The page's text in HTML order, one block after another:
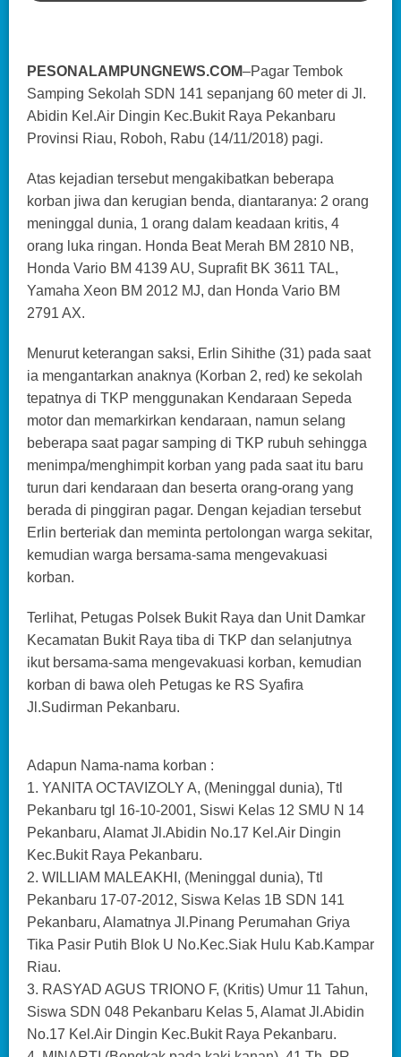
PESONALAMPUNGNEWS.COM–Pagar Tembok
Samping Sekolah SDN 141 sepanjang 60 meter di Jl.
Abidin Kel.Air Dingin Kec.Bukit Raya Pekanbaru
Provinsi Riau, Roboh, Rabu (14/11/2018) pagi.
Atas kejadian tersebut mengakibatkan beberapa
korban jiwa dan kerugian benda, diantaranya: 2 orang
meninggal dunia, 1 orang dalam keadaan kritis, 4
orang luka ringan. Honda Beat Merah BM 2810 NB,
Honda Vario BM 4139 AU, Suprafit BK 3611 TAL,
Yamaha Xeon BM 2012 MJ, dan Honda Vario BM
2791 AX.
Menurut keterangan saksi, Erlin Sihithe (31) pada saat
ia mengantarkan anaknya (Korban 2, red) ke sekolah
tepatnya di TKP menggunakan Kendaraan Sepeda
motor dan memarkirkan kendaraan, namun selang
beberapa saat pagar samping di TKP rubuh sehingga
menimpa/menghimpit korban yang pada saat itu baru
turun dari kendaraan dan beserta orang-orang yang
berada di pinggiran pagar. Dengan kejadian tersebut
Erlin berteriak dan meminta pertolongan warga sekitar,
kemudian warga bersama-sama mengevakuasi
korban.
Terlihat, Petugas Polsek Bukit Raya dan Unit Damkar
Kecamatan Bukit Raya tiba di TKP dan selanjutnya
ikut bersama-sama mengevakuasi korban, kemudian
korban di bawa oleh Petugas ke RS Syafira
Jl.Sudirman Pekanbaru.
Adapun Nama-nama korban :
1. YANITA OCTAVIZOLY A, (Meninggal dunia), Ttl
Pekanbaru tgl 16-10-2001, Siswi Kelas 12 SMU N 14
Pekanbaru, Alamat Jl.Abidin No.17 Kel.Air Dingin
Kec.Bukit Raya Pekanbaru.
2. WILLIAM MALEAKHI, (Meninggal dunia), Ttl
Pekanbaru 17-07-2012, Siswa Kelas 1B SDN 141
Pekanbaru, Alamatnya Jl.Pinang Perumahan Griya
Tika Pasir Putih Blok U No.Kec.Siak Hulu Kab.Kampar
Riau.
3. RASYAD AGUS TRIONO F, (Kritis) Umur 11 Tahun,
Siswa SDN 048 Pekanbaru Kelas 5, Alamat Jl.Abidin
No.17 Kel.Air Dingin Kec.Bukit Raya Pekanbaru.